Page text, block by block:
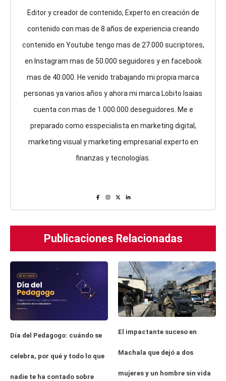
Editor y creador de contenido, Experto en creación de
contenido con mas de 8 años de experiencia creando
contenido en Youtube tengo mas de 27.000 sucriptores,
en Instagram mas de 50.000 seguidores y en facebook
mas de 40.000. He venido trabajando mi propia marca
personas ya varios años y ahora mi marca Lobito Isaias
cuenta con mas de 1.000.000 deseguidores. Me e
preparado como esspecialista en marketing digital,
marketing visual y marketing empresarial experto en
finanzas y tecnologías.
Publicaciones Relacionadas
Día del Pedagogo: cuándo se
celebra, por qué y todo lo que
nadie te ha contado sobre
El impactante suceso en
Machala que dejó a dos
mujeres y un hombre sin vida